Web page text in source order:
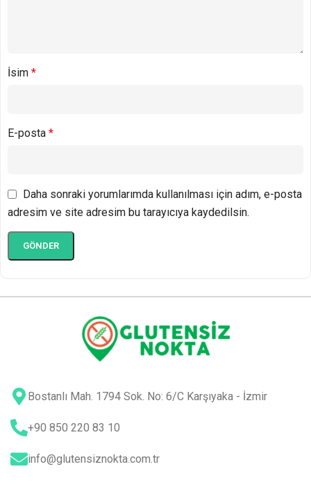
İsim *
E-posta *
Daha sonraki yorumlarımda kullanılması için adım, e-posta
adresim ve site adresim bu tarayıcıya kaydedilsin.
Bostanlı Mah. 1794 Sok. No: 6/C Karşıyaka - İzmir
+90 850 220 83 10
info@glutensiznokta.com.tr